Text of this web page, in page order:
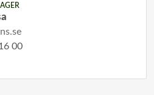
00